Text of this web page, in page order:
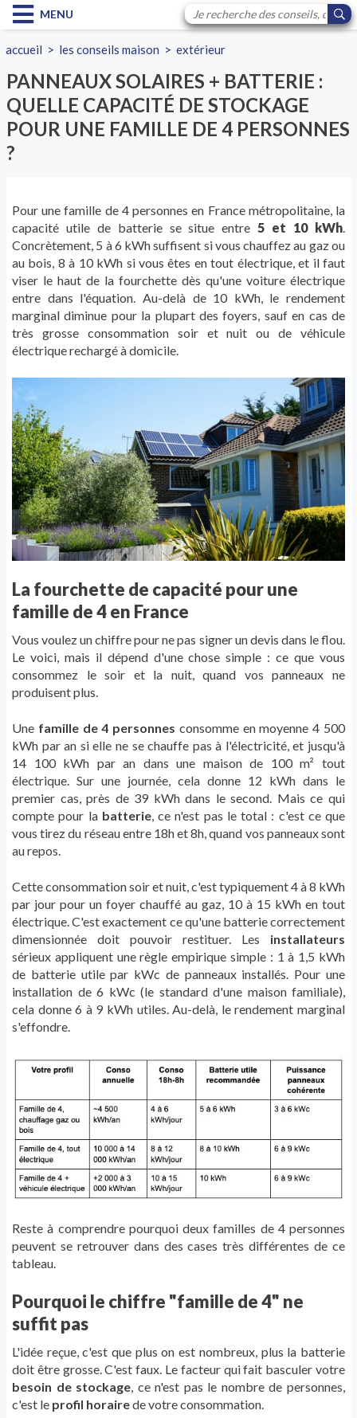
MENU
accueil > les conseils maison >extérieur
PANNEAUX SOLAIRES + BATTERIE :
QUELLE CAPACITÉ DE STOCKAGE
POUR UNE FAMILLE DE 4 PERSONNES
?
Pour une famille de 4 personnes en France métropolitaine, la
capacité utile de batterie se situe entre5 et 10 kWh.
Concrètement, 5 à 6 kWh suffisent si vous chauffez au gaz ou
au bois, 8 à 10 kWh si vous êtes en tout électrique, et il faut
viser le haut de la fourchette dès qu'une voiture électrique
entre dans l'équation. Au-delà de 10 kWh, le rendement
marginal diminue pour la plupart des foyers, sauf en cas de
très grosse consommation soir et nuit ou de véhicule
électrique rechargé à domicile.
La fourchette de capacité pour une
famille de 4 en France
Vous voulez un chiffre pour ne pas signer un devis dans le flou.
Le voici, mais il dépend d'une chose simple : ce que vous
consommez le soir et la nuit, quand vos panneaux ne
produisent plus.
Une famille de 4 personnes consomme en moyenne 4 500
kWh par an si elle ne se chauffe pas à l'électricité, et jusqu'à
14 100 kWh par an dans une maison de 100 m² tout
électrique. Sur une journée, cela donne 12 kWh dans le
premier cas, près de 39 kWh dans le second. Mais ce qui
compte pour la batterie, ce n'est pas le total : c'est ce que
vous tirez du réseau entre 18h et 8h, quand vos panneaux sont
au repos.
Cette consommation soir et nuit, c'est typiquement 4 à 8 kWh
par jour pour un foyer chauffé au gaz, 10 à 15 kWh en tout
électrique. C'est exactement ce qu'une batterie correctement
dimensionnée doit pouvoir restituer. Les installateurs
sérieux appliquent une règle empirique simple : 1 à 1,5 kWh
de batterie utile par kWc de panneaux installés. Pour une
installation de 6 kWc (le standard d'une maison familiale),
cela donne 6 à 9 kWh utiles. Au-delà, le rendement marginal
s'effondre.
Reste à comprendre pourquoi deux familles de 4 personnes
peuvent se retrouver dans des cases très différentes de ce
tableau.
Pourquoi le chiffre "famille de 4" ne
suffit pas
L'idée reçue, c'est que plus on est nombreux, plus la batterie
doit être grosse. C'est faux. Le facteur qui fait basculer votre
besoin de stockage, ce n'est pas le nombre de personnes,
c'est le profil horairede votre consommation.